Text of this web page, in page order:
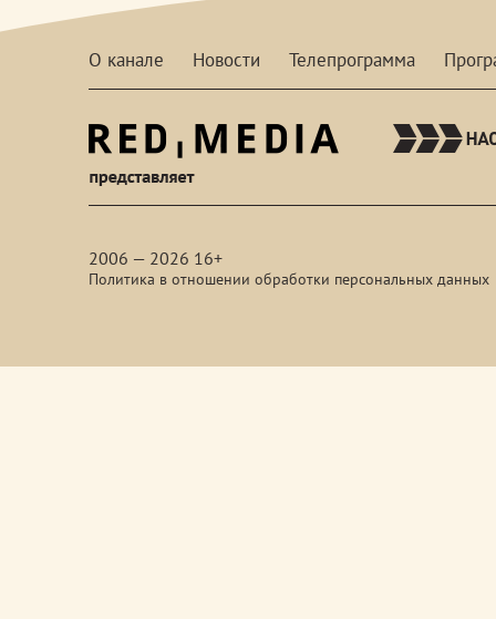
О канале Новости Телепрограмма
2006 — 2026 16+
Политика в отношении обработки персональных данных